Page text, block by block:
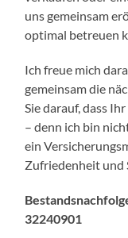
uns gemeinsam
optimal betreuen
Ich freue mich
gemeinsam die
Sie darauf, dass
– denn ich bin
ein
Zufriedenheit und
32240901